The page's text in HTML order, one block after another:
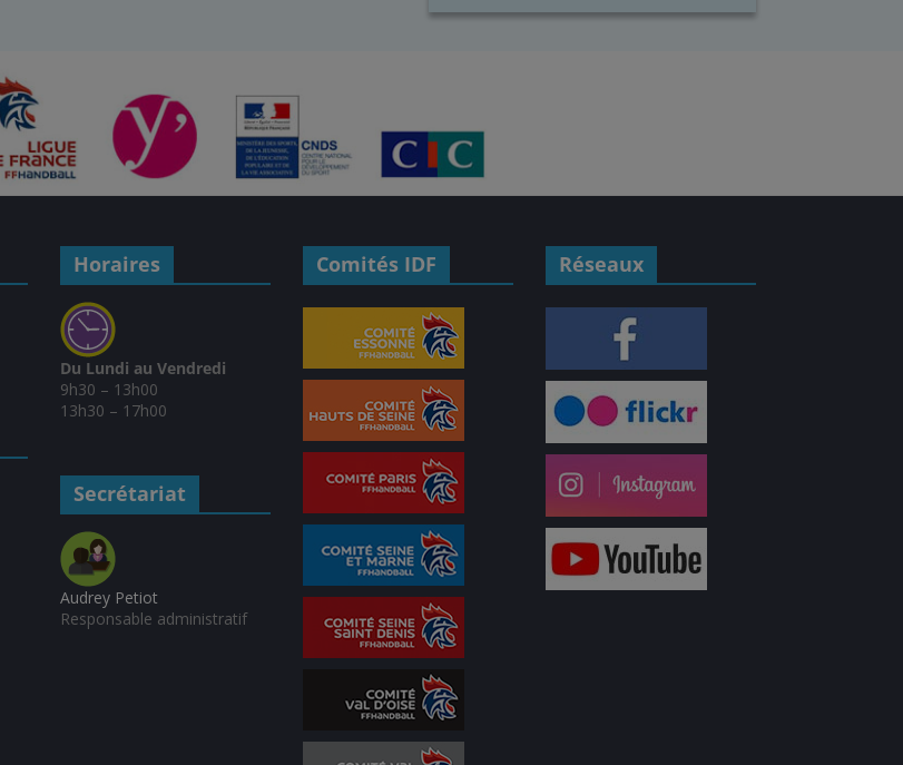
Horaires
Du Lundi au Vendredi
9h30 – 13h00
13h30 – 17h00
Secrétariat
Audrey Petiot
Responsable administratif
Comités IDF Réseaux